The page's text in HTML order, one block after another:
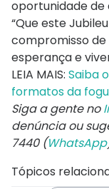
oportunidade de
“Que este
compromisso de
esperança e
LEIA MAIS: Saiba
formatos da
Siga a gente no
denúncia ou
7440 (WhatsApp
Tópicos